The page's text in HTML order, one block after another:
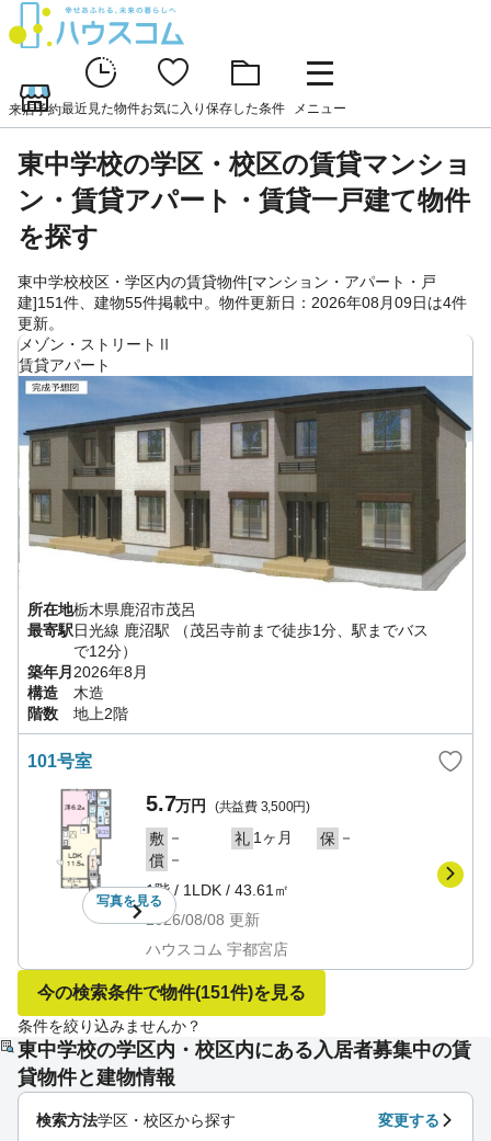
来店予約最近見た物件お気に入り 保存した条件 メニュー
東中学校の学区・校区の賃貸マンショ
ン・賃貸アパート・賃貸一戸建て物件
を探す
東中学校校区・学区内の賃貸物件[マンション・アパート・戸
建]151件、建物55件掲載中。物件更新日：2026年08月09日は4件
更新。
メゾン・ストリートⅡ
賃貸アパート
所在地栃木県鹿沼市茂呂
最寄駅日光線 鹿沼駅
（茂呂寺前まで徒歩1分、駅までバス
で12分）
築年月 2026年8月
構造
木造
階数
地上2階
101号室
写真を見る
5.7万円 (共益費 3,500円)
敷 － 礼 1ヶ月 保 －
償 －
1階/ 1LDK / 43.61㎡
2026/08/08 更新
ハウスコム 宇都宮店
今の検索条件で物件(151件)を見る
条件を絞り込みませんか？
東中学校の学区内・校区内にある入居者募集中の賃
貸物件と建物情報
検索方法学区・校区から探す 変更する